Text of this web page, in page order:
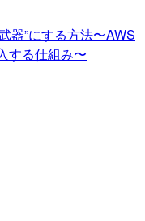
器”にする方法〜AWS
する仕組み〜